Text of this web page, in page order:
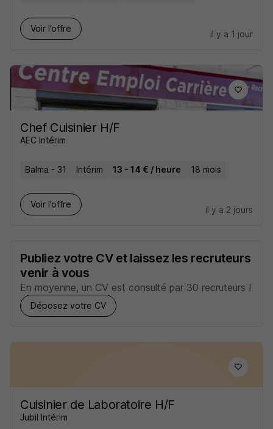
Voir l’offre
il y a 1 jour
Chef Cuisinier H/F
AEC Intérim
Balma - 31 Intérim 13 - 14 € / heure 18 mois
Voir l’offre
il y a 2 jours
Publiez votre CV et laissez les recruteurs
venir à vous
En moyenne, un CV est consulté par 30 recruteurs !
Déposez votre CV
Cuisinier de Laboratoire H/F
Jubil Intérim